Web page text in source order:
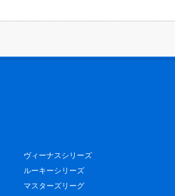
ヴィーナスシリーズ
ルーキーシリーズ
マスターズリーグ